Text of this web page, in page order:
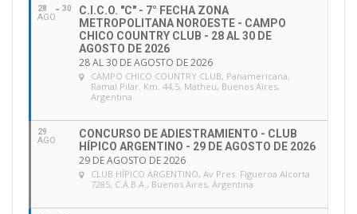
28
AGO
30
C.I.C.O. "C" - 7° FECHA ZONA
METROPOLITANA NOROESTE - CAMPO
CHICO COUNTRY CLUB - 28 AL 30 DE
AGOSTO DE 2026
28 AL 30 DE AGOSTO DE 2026
CAMPO CHICO COUNTRY CLUB, Panamericana,
Ramal Pilar. Km. 44,5, Matheu, Buenos Aires,
Argentina
29
AGO
CONCURSO DE ADIESTRAMIENTO - CLUB
HÍPICO ARGENTINO - 29 DE AGOSTO DE 2026
29 DE AGOSTO DE 2026
CLUB HÍPICO ARGENTINO, Av Pres. Figueroa Alcorta
7285, C.A.B.A., Buenos Aires, Argentina